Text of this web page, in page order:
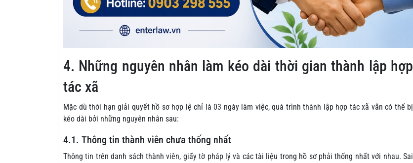
4. Những nguyên nhân làm kéo dài thời gian thành lập hợp
tác xã
Mặc dù thời hạn giải quyết hồ sơ hợp lệ chỉ là 03 ngày làm việc, quá trình thành lập hợp tác xã vẫn có thể bị
kéo dài bởi những nguyên nhân sau:
4.1. Thông tin thành viên chưa thống nhất
Thông tin trên danh sách thành viên, giấy tờ pháp lý và các tài liệu trong hồ sơ phải thống nhất với nhau. Sai